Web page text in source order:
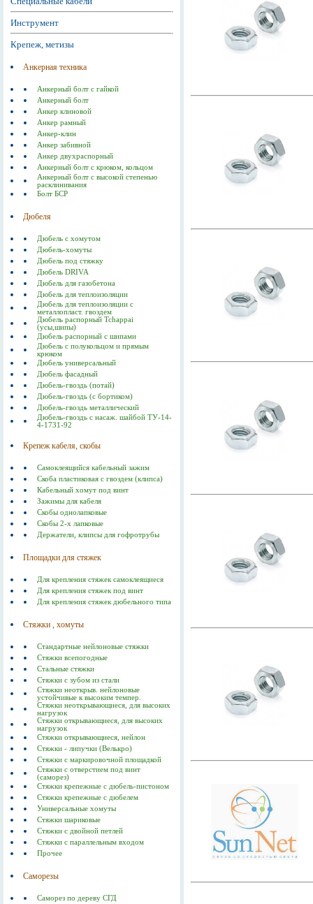
Инструмент
Крепеж, метизы
Анкерная техника
Анкерный болт с гайкой
Анкерный болт
Анкер клиновой
Анкер рамный
Анкер-клин
Анкер забивной
Анкер двухраспорный
Анкерный болт с крюком, кольцом
Анкерный болт с высокой степенью
расклинивания
Болт БСР
Дюбеля
Дюбель с хомутом
Дюбель-хомуты
Дюбель под стяжку
Дюбель DRIVA
Дюбель для газобетона
Дюбель для теплоизоляции
Дюбель для теплоизоляции с
металлопласт. гвоздем
Дюбель распорный Tchappai
(усы,шипы)
Дюбель распорный с шипами
Дюбель с полукольцом и прямым
крюком
Дюбель универсальный
Дюбель фасадный
Дюбель-гвоздь (потай)
Дюбель-гвоздь (с бортиком)
Дюбель-гвоздь металлический
Дюбель-гвоздь с насаж. шайбой ТУ-14-
4-1731-92
Крепеж кабеля, скобы
Самоклеящийся кабельный зажим
Скоба пластиковая с гвоздем (клипса)
Кабельный хомут под винт
Зажимы для кабеля
Скобы однолапковые
Скобы 2-х лапковые
Держатели, клипсы для гофротрубы
Площадки для стяжек
Для крепления стяжек самоклеящиеся
Для крепления стяжек под винт
Для крепления стяжек дюбельного типа
Стяжки , хомуты
Стандартные нейлоновые стяжки
Стяжки всепогодные
Стальные стяжки
Cтяжки с зубом из стали
Стяжки неоткрыв. нейлоновые
устойчивые к высоким темпер.
Стяжки неоткрывающиеся, для высоких
нагрузок
Стяжки открывающиеся, для высоких
нагрузок
Стяжки открывающиеся, нейлон
Стяжки - липучки (Велькро)
Стяжки с маркировочной площадкой
Стяжки с отверстием под винт
(саморез)
Стяжки крепежные с дюбель-пистоном
Стяжки крепежные с дюбелем
Универсальные хомуты
Стяжки шариковые
Стяжки с двойной петлей
Стяжки с параллельным входом
Прочее
Саморезы
Саморез по дереву СГД